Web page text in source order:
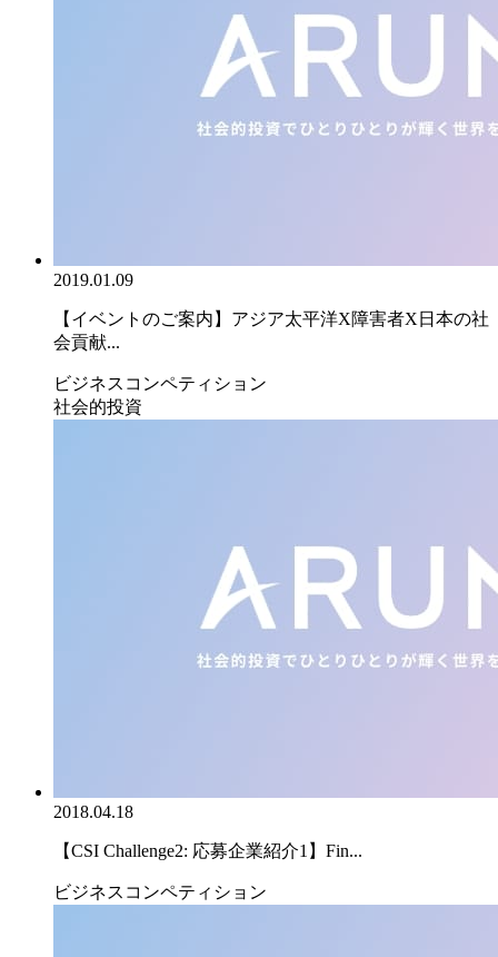
2019.01.09
【イベントのご案内】アジア太平洋X障害者X日本の社
会貢献...
ビジネスコンペティション
社会的投資
2018.04.18
【CSI Challenge2: 応募企業紹介1】Fin...
ビジネスコンペティション